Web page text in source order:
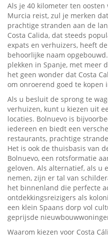
Als je 40 kilometer ten
Murcia reist, zul je merken
prachtige stranden aan de
Costa Calida, dat steeds
expats en verhuizers, heeft
behoorlijke naam
plekken in Spanje, met meer
het geen wonder dat Costa
om onroerend goed te kopen
Als u besluit de sprong te
verhuizen, kunt u kiezen uit
locaties. Bolnuevo is
iedereen en biedt een
restaurants, prachtige
Het is ook de thuisbasis van
Bolnuevo, een rotsformatie
geloven. Als alternatief, als u
nemen, zijn er tal van
het binnenland die perfecte
ontdekkingsreizigers als
een klein Spaans dorp vol
geprijsde
Waarom kiezen voor Costa